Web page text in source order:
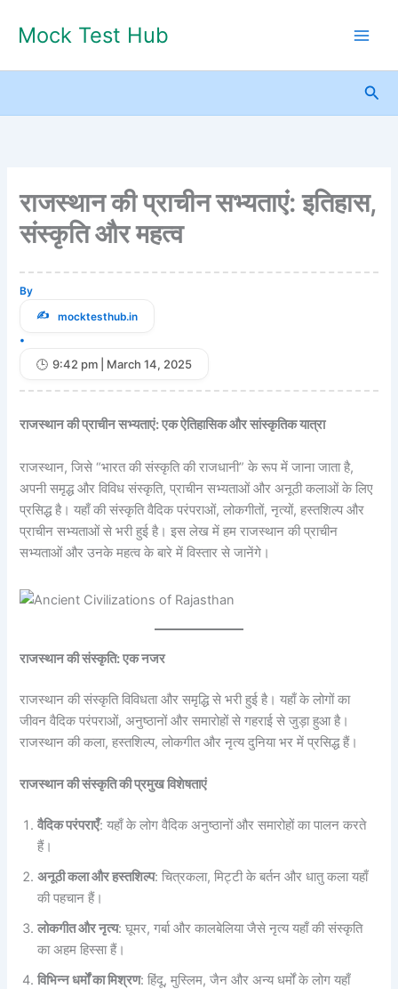
Mock Test Hub
राजस्थान की प्राचीन सभ्यताएं: इतिहास,
संस्कृति और महत्व
By
mocktesthub.in
•
9:42 pm | March 14, 2025
राजस्थान की प्राचीन सभ्यताएं: एक ऐतिहासिक और सांस्कृतिक यात्रा
राजस्थान, जिसे “भारत की संस्कृति की राजधानी” के रूप में जाना जाता है,
अपनी समृद्ध और विविध संस्कृति, प्राचीन सभ्यताओं और अनूठी कलाओं के लिए
प्रसिद्ध है। यहाँ की संस्कृति वैदिक परंपराओं, लोकगीतों, नृत्यों, हस्तशिल्प और
प्राचीन सभ्यताओं से भरी हुई है। इस लेख में हम राजस्थान की प्राचीन
सभ्यताओं और उनके महत्व के बारे में विस्तार से जानेंगे।
राजस्थान की संस्कृति: एक नजर
राजस्थान की संस्कृति विविधता और समृद्धि से भरी हुई है। यहाँ के लोगों का
जीवन वैदिक परंपराओं, अनुष्ठानों और समारोहों से गहराई से जुड़ा हुआ है।
राजस्थान की कला, हस्तशिल्प, लोकगीत और नृत्य दुनिया भर में प्रसिद्ध हैं।
राजस्थान की संस्कृति की प्रमुख विशेषताएं
वैदिक परंपराएँ: यहाँ के लोग वैदिक अनुष्ठानों और समारोहों का पालन करते
हैं।
अनूठी कला और हस्तशिल्प: चित्रकला, मिट्टी के बर्तन और धातु कला यहाँ
की पहचान हैं।
लोकगीत और नृत्य: घूमर, गर्बा और कालबेलिया जैसे नृत्य यहाँ की संस्कृति
का अहम हिस्सा हैं।
विभिन्न धर्मों का मिश्रण: हिंदू, मुस्लिम, जैन और अन्य धर्मों के लोग यहाँ